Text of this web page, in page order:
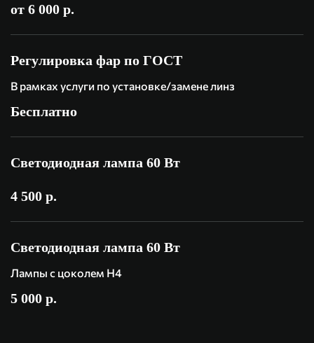
от 6 000 р.
Регулировка фар по ГОСТ
В рамках услуги по установке/замене линз
Бесплатно
Светодиодная лампа 60 Вт
4 500 р.
Светодиодная лампа 60 Вт
Лампы с цоколем H4
5 000 р.